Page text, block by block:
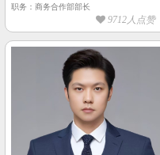
职务：商务合作部部长
9712人点赞